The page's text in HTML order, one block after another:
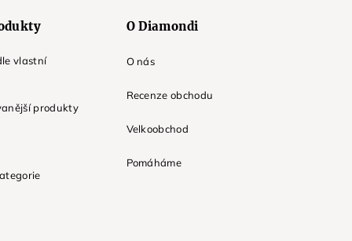
vlastní
produkty
O Diamondi
O nás
Recenze obchodu
Velkoobchod
Pomáháme